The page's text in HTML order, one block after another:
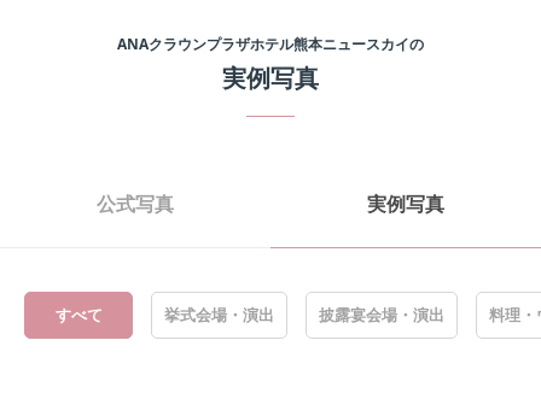
ANAクラウンプラザホテル熊本ニュースカイの
実例写真
公式写真 実例写真
すべて 挙式会場・演出 披露宴会場・演出 料理・